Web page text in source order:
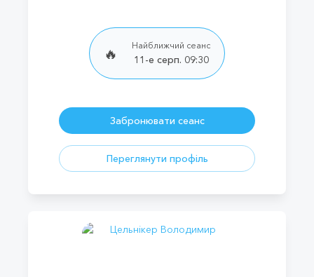
🔥
Найближчий сеанс
11-е серп. 09:30
Забронювати сеанс
Переглянути профіль